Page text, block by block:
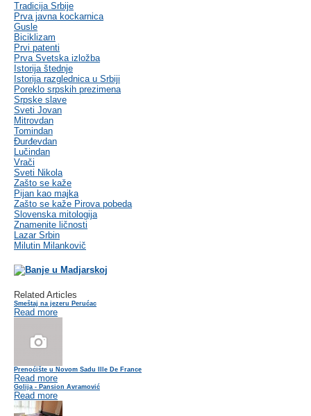
Tradicija Srbije
Prva javna kockarnica
Gusle
Biciklizam
Prvi patenti
Prva Svetska izložba
Istorija štednje
Istorija razglednica u Srbiji
Poreklo srpskih prezimena
Srpske slave
Sveti Jovan
Mitrovdan
Tomindan
Đurđevdan
Lučindan
Vrači
Sveti Nikola
Zašto se kaže
Pijan kao majka
Zašto se kaže Pirova pobeda
Slovenska mitologija
Znamenite ličnosti
Lazar Srbin
Milutin Milankovič
Related Articles
Smeštaj na jezeru Perućac
Read more
Prenoćište u Novom Sadu Ille De France
Read more
Golija - Pansion Avramović
Read more